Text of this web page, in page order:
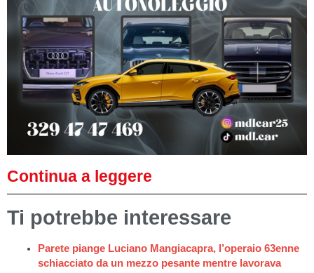
Continua a leggere
Ti potrebbe interessare
Parete piange Luciano Mangiacapra, l’operaio 63enne
schiacciato da un mezzo pesante mentre lavorava